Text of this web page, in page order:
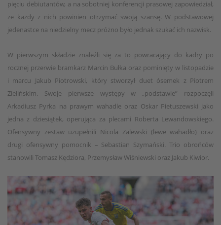
pięciu debiutantów, a na sobotniej konferencji prasowej zapowiedział,
że każdy z nich powinien otrzymać swoją szansę. W podstawowej
jedenastce na niedzielny mecz próżno było jednak szukać ich nazwisk.
W pierwszym składzie znaleźli się za to powracający do kadry po
rocznej przerwie bramkarz Marcin Bułka oraz pominięty w listopadzie
i marcu Jakub Piotrowski, który stworzył duet ósemek z Piotrem
Zielińskim. Swoje pierwsze występy w „podstawie” rozpoczęli
Arkadiusz Pyrka na prawym wahadle oraz Oskar Pietuszewski jako
jedna z dziesiątek, operująca za plecami Roberta Lewandowskiego.
Ofensywny zestaw uzupełnili Nicola Zalewski (lewe wahadło) oraz
drugi ofensywny pomocnik – Sebastian Szymański. Trio obrońców
stanowili Tomasz Kędziora, Przemysław Wiśniewski oraz Jakub Kiwior.